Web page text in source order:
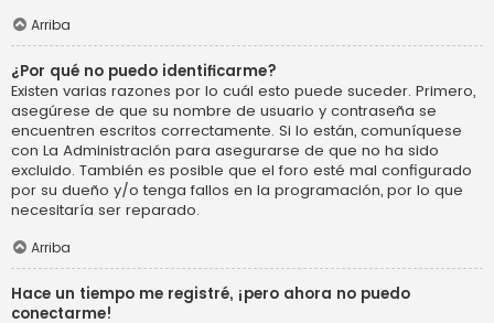
Arriba
¿Por qué no puedo identificarme?
Existen varias razones por lo cuál esto puede suceder. Primero,
asegúrese de que su nombre de usuario y contraseña se
encuentren escritos correctamente. Si lo están, comuníquese
con La Administración para asegurarse de que no ha sido
excluido. También es posible que el foro esté mal configurado
por su dueño y/o tenga fallos en la programación, por lo que
necesitaría ser reparado.
Arriba
Hace un tiempo me registré, ¡pero ahora no puedo
conectarme!